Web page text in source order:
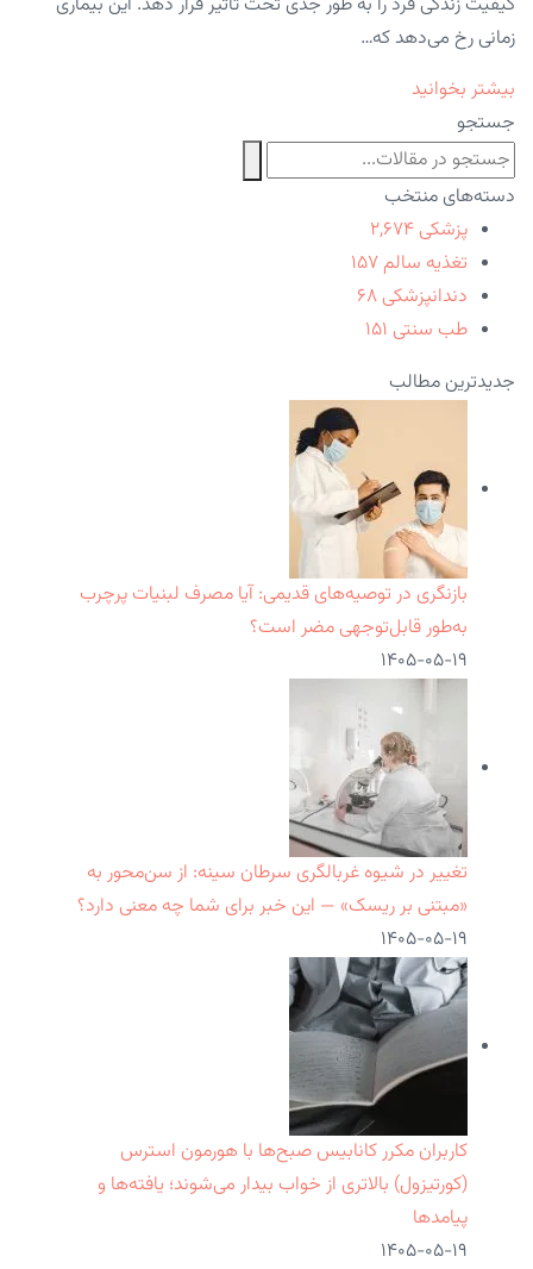
زمانی رخ می‌دهد که…
بیشتر بخوانید
جستجو
دسته‌های منتخب
پزشکی ۲,۶۷۴
تغذیه سالم ۱۵۷
دندانپزشکی ۶۸
طب سنتی ۱۵۱
جدیدترین مطالب
بازنگری در توصیه‌های قدیمی: آیا مصرف لبنیات پرچرب
به‌طور قابل‌توجهی مضر است؟
۱۴۰۵-۰۵-۱۹
تغییر در شیوه غربالگری سرطان سینه: از سن‌محور به
«مبتنی بر ریسک» — این خبر برای شما چه معنی دارد؟
۱۴۰۵-۰۵-۱۹
کاربران مکرر کانابیس صبح‌ها با هورمون استرس
(کورتیزول) بالاتری از خواب بیدار می‌شوند؛ یافته‌ها و
پیامدها
۱۴۰۵-۰۵-۱۹